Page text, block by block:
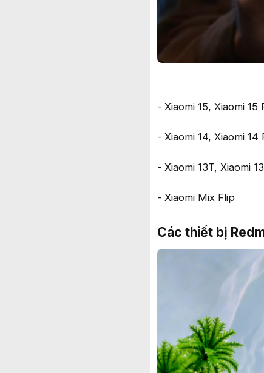
- Xiaomi 15, Xiaomi
- Xiaomi 14, Xiaomi
- Xiaomi 13T, Xiaomi
- Xiaomi Mix Flip
Các thiết bị